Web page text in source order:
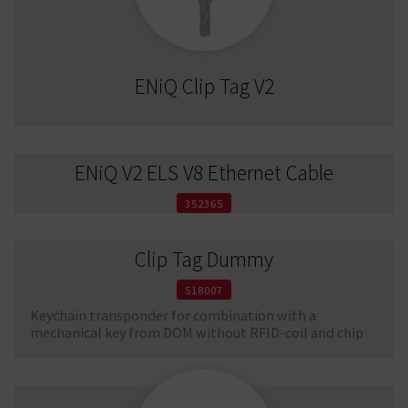
ENiQ Clip Tag V2
ENiQ V2 ELS V8 Ethernet Cable
352365
Clip Tag Dummy
518007
Keychain transponder for combination with a
mechanical key from DOM without RFID-coil and chip